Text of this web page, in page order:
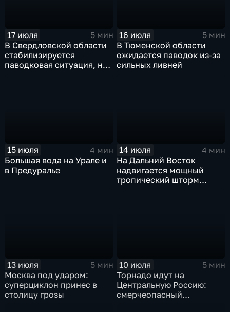
17 июля
5 мин
В Свердловской области
стабилизируется
паводковая ситуация, но
16 июля
5 мин
В Тюменской области
ожидается паводок из-за
сильных ливней
15 июля
4 мин
Большая вода на Урале и
в Предуралье
14 июля
4 мин
На Дальний Восток
надвигается мощный
тропический шторм
13 июля
5 мин
Москва под ударом:
суперциклон принес в
столицу грозы
10 июля
5 мин
Торнадо идут на
Центральную Россию:
смерчеопасный